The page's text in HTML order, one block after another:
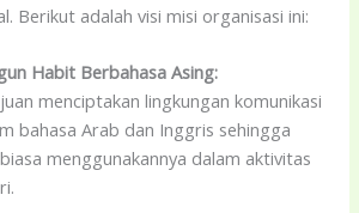
Berikut adalah visi misi organisasi ini:
Habit Berbahasa Asing:
menciptakan lingkungan komunikasi
bahasa Arab dan Inggris sehingga
menggunakannya dalam aktivitas